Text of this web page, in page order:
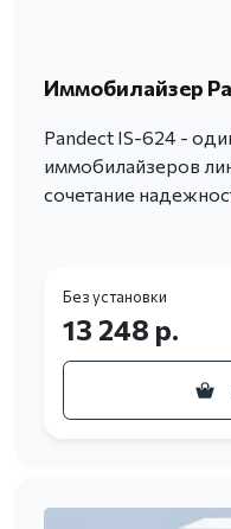
Иммобилайзер
Pandect IS-624 -
иммобилайзеров
сочетание
Без установки
13 248 р.